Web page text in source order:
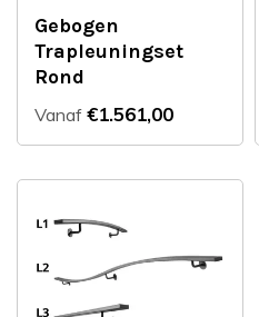
Gebogen
Trapleuningset
Rond
Vanaf €1.561,00